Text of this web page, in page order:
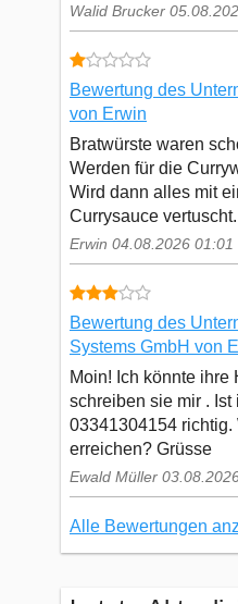
Walid Brucker
Bewertung des
von Erwin
Bratwürste waren
Werden für die
Wird dann alles mit
Currysauce
Erwin 04.08.2026 01:01
Bewertung des
Systems GmbH von
Moin! Ich könnte ihre
schreiben sie mir . Ist
03341304154
erreichen? Grüsse
Ewald Müller
Alle Bewertungen